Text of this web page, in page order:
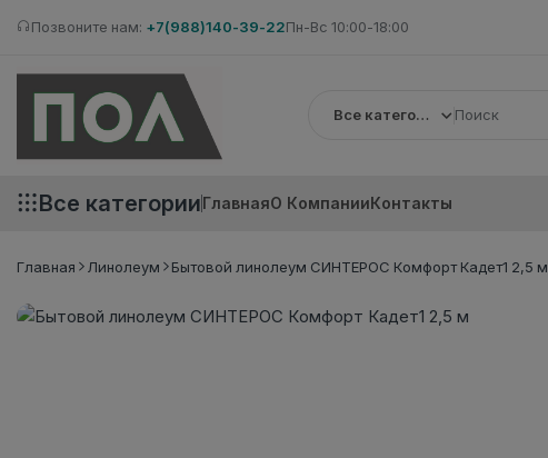
Позвоните нам: +7(988)140-39-22Пн-Вс 10:00-18:00
Все категории
Все категорииГлавнаяО КомпанииКонтакты
Главная Линолеум Бытовой линолеум СИНТЕРОС Комфорт Кадет1 2,5 м